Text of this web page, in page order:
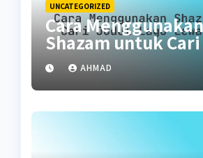
UNCATEGORIZED
Cara Menggunakan
Shazam untuk
Lagu Lewat Suara
AHMAD